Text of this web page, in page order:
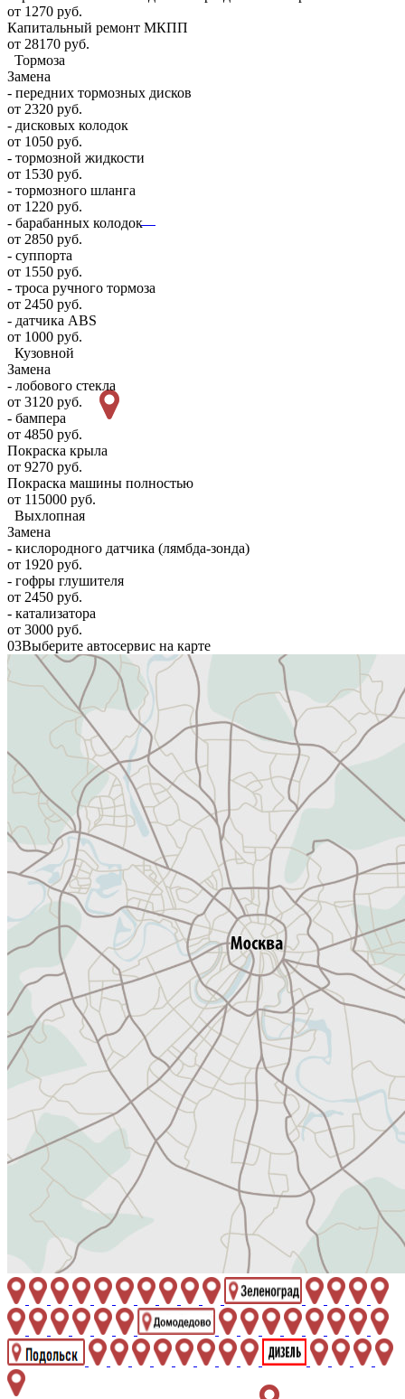
от 1270 руб.
Капитальный ремонт МКПП
от 28170 руб.
Тормоза
Замена
- передних тормозных дисков
от 2320 руб.
- дисковых колодок
от 1050 руб.
- тормозной жидкости
от 1530 руб.
- тормозного шланга
от 1220 руб.
- барабанных колодок
от 2850 руб.
- суппорта
от 1550 руб.
- троса ручного тормоза
от 2450 руб.
- датчика ABS
от 1000 руб.
Кузовной
Замена
- лобового стекла
от 3120 руб.
- бампера
от 4850 руб.
Покраска крыла
от 9270 руб.
Покраска машины полностью
от 115000 руб.
Выхлопная
Замена
- кислородного датчика (лямбда-зонда)
от 1920 руб.
- гофры глушителя
от 2450 руб.
- катализатора
от 3000 руб.
03Выберите автосервис на карте